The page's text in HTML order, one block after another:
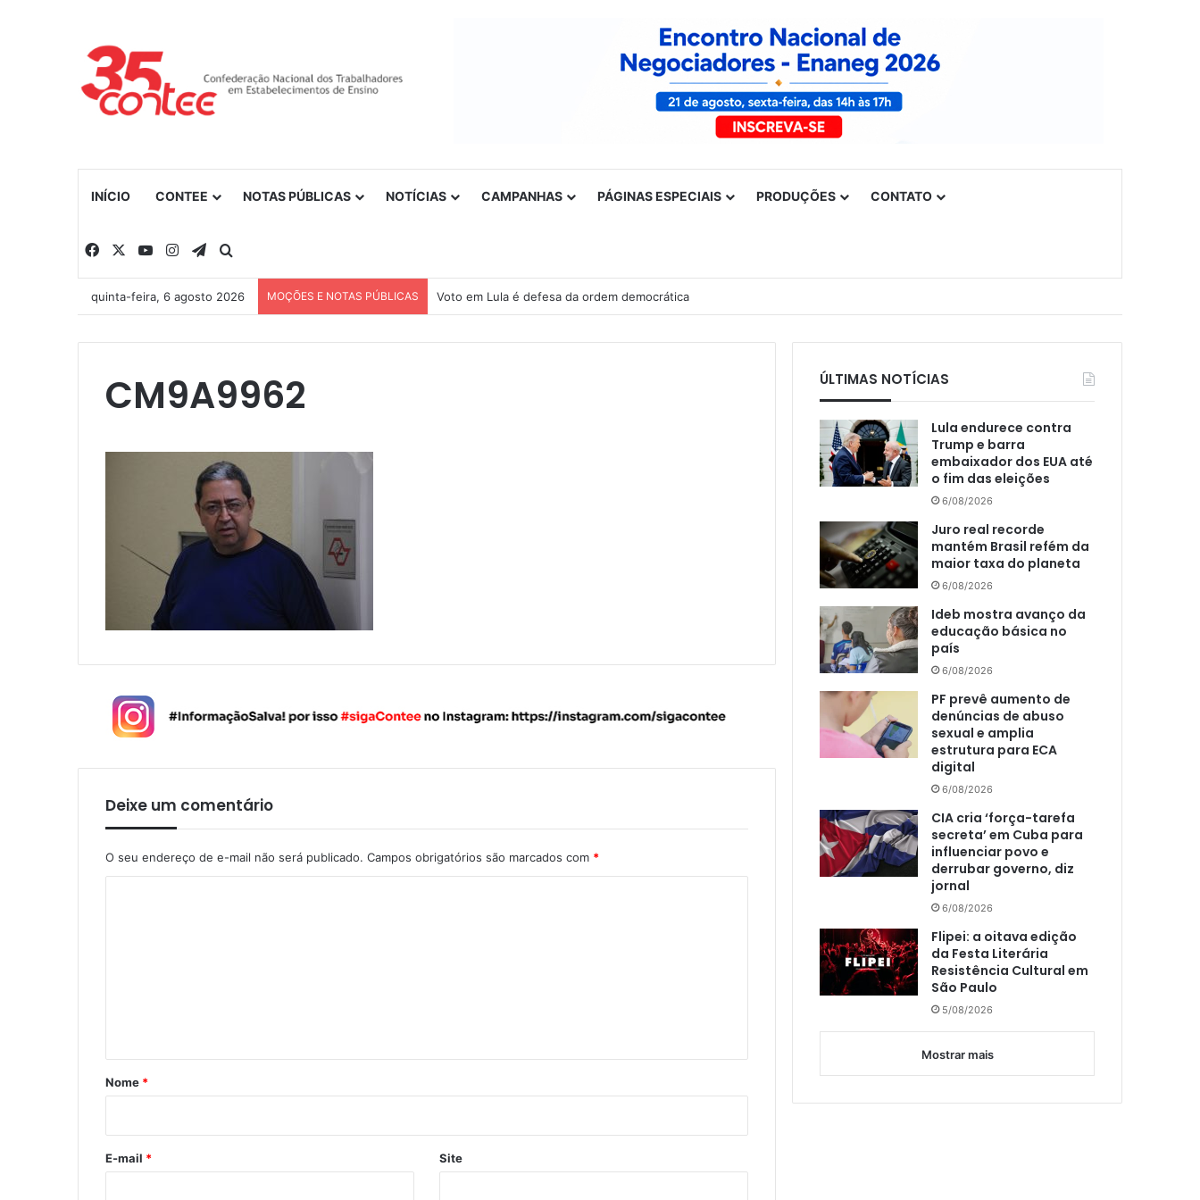
INÍCIO CONTEE NOTAS PÚBLICAS NOTÍCIAS CAMPANHAS PÁGINAS ESPECIAIS PRODUÇÕES CONTATO
Facebook YouTubeInstagramTelegram
quinta-feira, 6 agosto 2026 MOÇÕES E NOTAS PÚBLICAS Voto em Lula é defesa da ordem democrática
CM9A9962
Deixe um comentário
O seu endereço de e-mail não será publicado. Campos obrigatórios são marcados com *
r
*
Nome *
E-mail * Site
ÚLTIMAS NOTÍCIAS
Lula endurece contra
Trump e barra
embaixador dos EUA até
o fim das eleições
6/08/2026
Juro real recorde
mantém Brasil refém da
maior taxa do planeta
6/08/2026
Ideb mostra avanço da
educação básica no
país
6/08/2026
PF prevê aumento de
denúncias de abuso
sexual e amplia
estrutura para ECA
digital
6/08/2026
CIA cria ‘força-tarefa
secreta’ em Cuba para
influenciar povo e
derrubar governo, diz
jornal
6/08/2026
Flipei: a oitava edição
da Festa Literária
Resistência Cultural em
São Paulo
5/08/2026
Mostrar mais